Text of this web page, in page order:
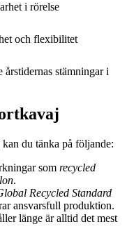
i rörelse
och flexibilitet
årstidernas stämningar i
du tänka på följande:
som recycled
.
Recycled Standard
ansvarsfull produktion.
länge är alltid det mest